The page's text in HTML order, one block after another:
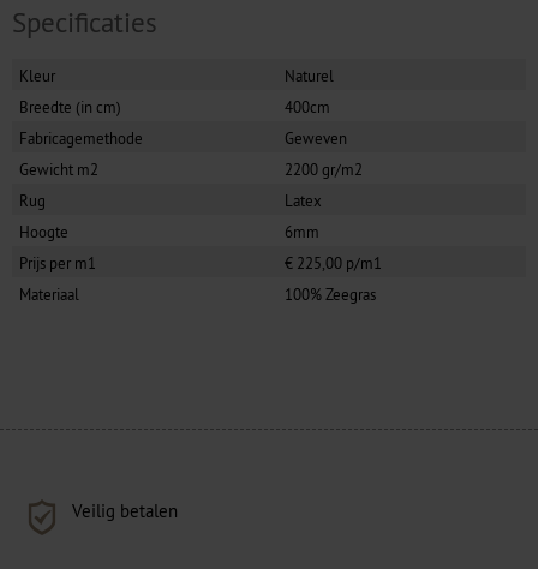
Specificaties
Kleur
Naturel
Breedte (in cm)
400cm
Fabricagemethode
Geweven
Gewicht m2
2200 gr/m2
Rug
Latex
Hoogte
6mm
Prijs per m1
€ 225,00 p/m1
Materiaal
100% Zeegras
Veilig betalen